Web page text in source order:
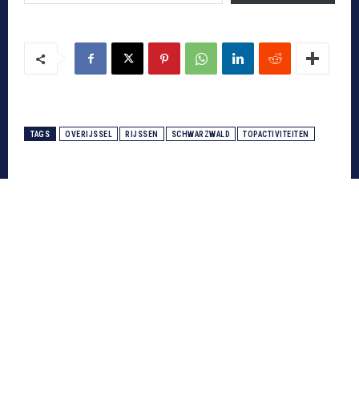
TAGS OVERIJSSEL RIJSSEN SCHWARZWALD TOPACTIVITEITEN